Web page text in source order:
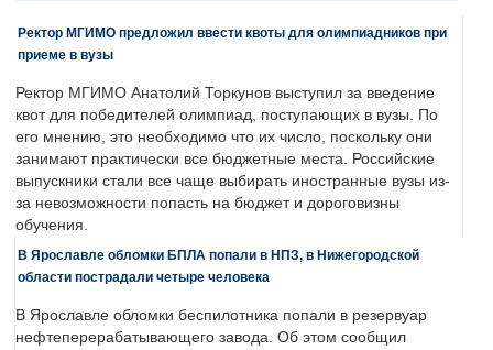
Ректор МГИМО предложил ввести квоты для олимпиадников при
приеме в вузы
Ректор МГИМО Анатолий Торкунов выступил за введение
квот для победителей олимпиад, поступающих в вузы. По
его мнению, это необходимо что их число, поскольку они
занимают практически все бюджетные места. Российские
выпускники стали все чаще выбирать иностранные вузы из-
за невозможности попасть на бюджет и дороговизны
обучения.
В Ярославле обломки БПЛА попали в НПЗ, в Нижегородской
области пострадали четыре человека
В Ярославле обломки беспилотника попали в резервуар
нефтеперерабатывающего завода. Об этом сообщил